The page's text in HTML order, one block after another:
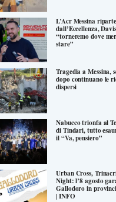
L’Acr Messina riparte
dall’Eccellenza,
“torneremo dove
stare”
Tragedia a Messina,
dopo continuano le
dispersi
Nabucco trionfa al
di Tindari, tutto
il “Va, pensiero”
Urban Cross,
Night: l’8 agosto
Gallodoro in
| INFO